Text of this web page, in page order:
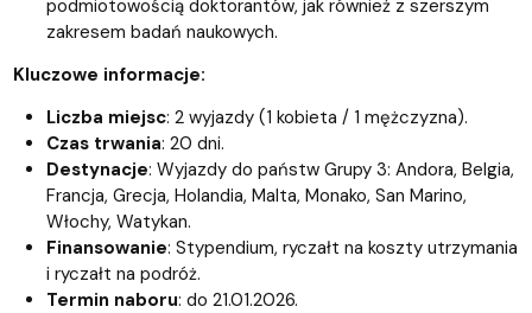
podmiotowością doktorantów, jak również z szerszym
zakresem badań naukowych.
Kluczowe informacje:
Liczba miejsc: 2 wyjazdy (1 kobieta / 1 mężczyzna).
Czas trwania: 20 dni.
Destynacje: Wyjazdy do państw Grupy 3: Andora, Belgia,
Francja, Grecja, Holandia, Malta, Monako, San Marino,
Włochy, Watykan.
Finansowanie: Stypendium, ryczałt na koszty utrzymania
i ryczałt na podróż.
Termin naboru: do 21.01.2026.